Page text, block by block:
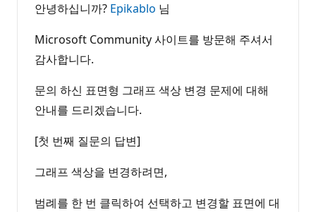
안녕하십니까? Epikablo 님
Microsoft Community 사이트를 방문해 주셔서
감사합니다.
문의 하신 표면형 그래프 색상 변경 문제에 대해
안내를 드리겠습니다.
[첫 번째 질문의 답변]
그래프 색상을 변경하려면,
범례를 한 번 클릭하여 선택하고 변경할 표면에 대